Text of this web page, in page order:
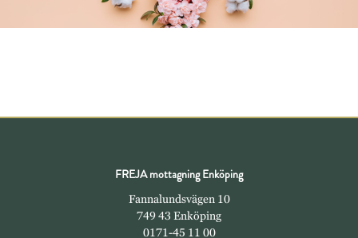
FREJA mottagning Enköping
Fannalundsvägen 10
749 43 Enköping
0171-45 11 00